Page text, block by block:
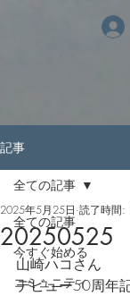
記事
全ての記事
今すぐ始める
コミュニティ
全ての記事
20250525
2025年5月25日 読了時間:
山崎ハコさん
デビュー50周年